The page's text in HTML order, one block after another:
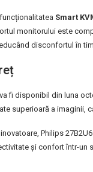
Smart
monitorului este
disconfortul în
fi disponibil din luna
superioară a imaginii,
Philips
și confort într-un